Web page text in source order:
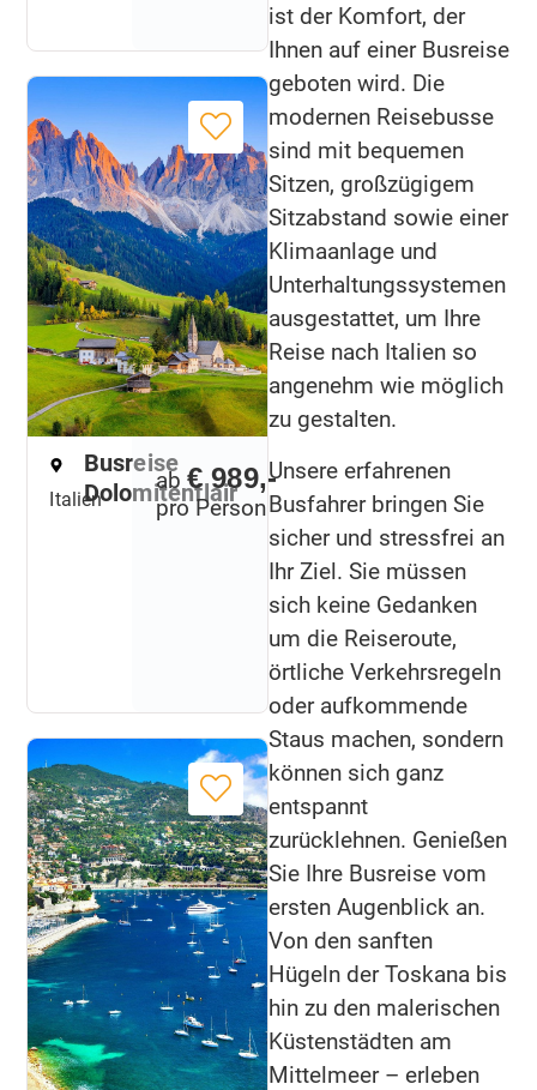
Italien
Busreise
Dolomitenflair
ab € 989,-
pro Person
ist der Komfort, der
Ihnen auf einer Busreise
geboten wird. Die
modernen Reisebusse
sind mit bequemen
Sitzen, großzügigem
Sitzabstand sowie einer
Klimaanlage und
Unterhaltungssystemen
ausgestattet, um Ihre
Reise nach Italien so
angenehm wie möglich
zu gestalten.
Unsere erfahrenen
Busfahrer bringen Sie
sicher und stressfrei an
Ihr Ziel. Sie müssen
sich keine Gedanken
um die Reiseroute,
örtliche Verkehrsregeln
oder aufkommende
Staus machen, sondern
können sich ganz
entspannt
zurücklehnen. Genießen
Sie Ihre Busreise vom
ersten Augenblick an.
Von den sanften
Hügeln der Toskana bis
hin zu den malerischen
Küstenstädten am
Mittelmeer – erleben